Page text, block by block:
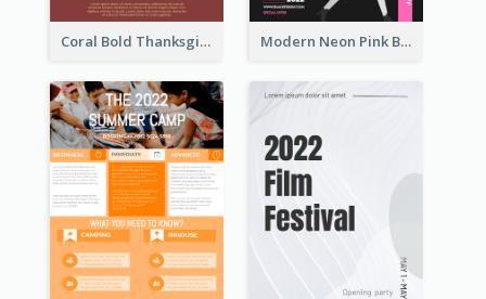
Coral Bold Thanksgiving Dinner Promotion Flyer Modern Neon Pink Black Friday Shopping Sale Day Flyer